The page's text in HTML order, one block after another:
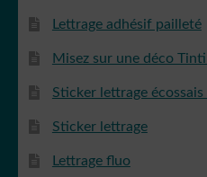
Lettrage adhésif pailleté
Misez sur une déco
Sticker lettrage
Sticker lettrage
Lettrage fluo